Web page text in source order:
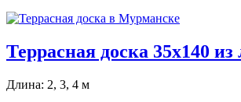
Террасная доска 35х140
Длина: 2, 3, 4 м